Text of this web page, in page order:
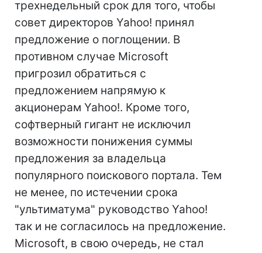
трехнедельный срок для того, чтобы
совет директоров Yahoo! принял
предложение о поглощении. В
противном случае Microsoft
пригрозил обратиться с
предложением напрямую к
акционерам Yahoo!. Кроме того,
софтверный гигант не исключил
возможности понижения суммы
предложения за владельца
популярного поискового портала. Тем
не менее, по истечении срока
"ультиматума" руководство Yahoo!
так и не согласилось на предложение.
Microsoft, в свою очередь, не стал